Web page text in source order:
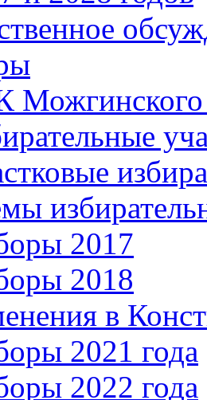
Можгинского
2017
2018
в
2021 года
2022 года